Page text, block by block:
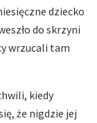
dziecko
do skrzyni
wrzucali tam
kiedy
że nigdzie jej